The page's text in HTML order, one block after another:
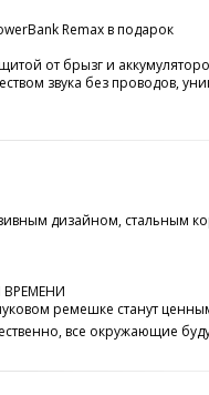
Remax в подарок
от брызг и
звука без проводов,
дизайном, стальным
ремешке станут
все окружающие